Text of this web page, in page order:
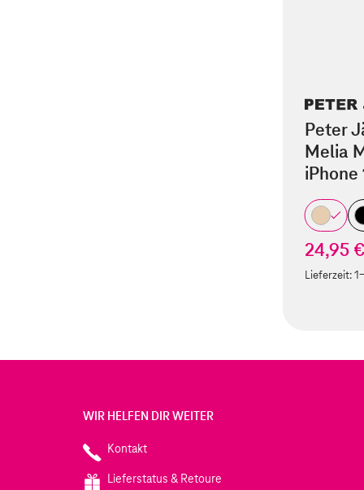
Peter
Melia
iPhone
24,95
Lieferzeit:
WIR HELFEN DIR WEITER
Kontakt
Lieferstatus & Retoure